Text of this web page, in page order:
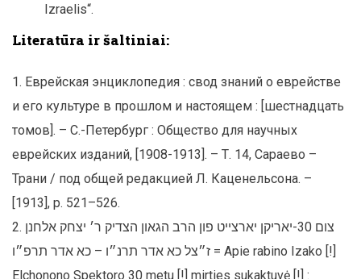
Izraelis“.
Literatūra ir šaltiniai:
Еврейская энциклопедия : свод знаний о еврействе
и его культуре в прошлом и настоящем : [шестнадцать
томов]. – С.-Петербург : Общество для научных
еврейских изданий, [1908-1913]. – Т. 14, Сараево –
Трани / под общей редакцией Л. Каценельсона. –
[1913], p. 521–526.
צום 30-יאריקן יארצייט פון הרב הגאון הצדיק ר׳ יצחק אלחנן
ז״צל כא אדר תרנ״ו – כא אדר תרפ״ו = Apie rabino Izako [!]
Elchonono Spektoro 30 metu [!] mirties sukaktuvė [!] :